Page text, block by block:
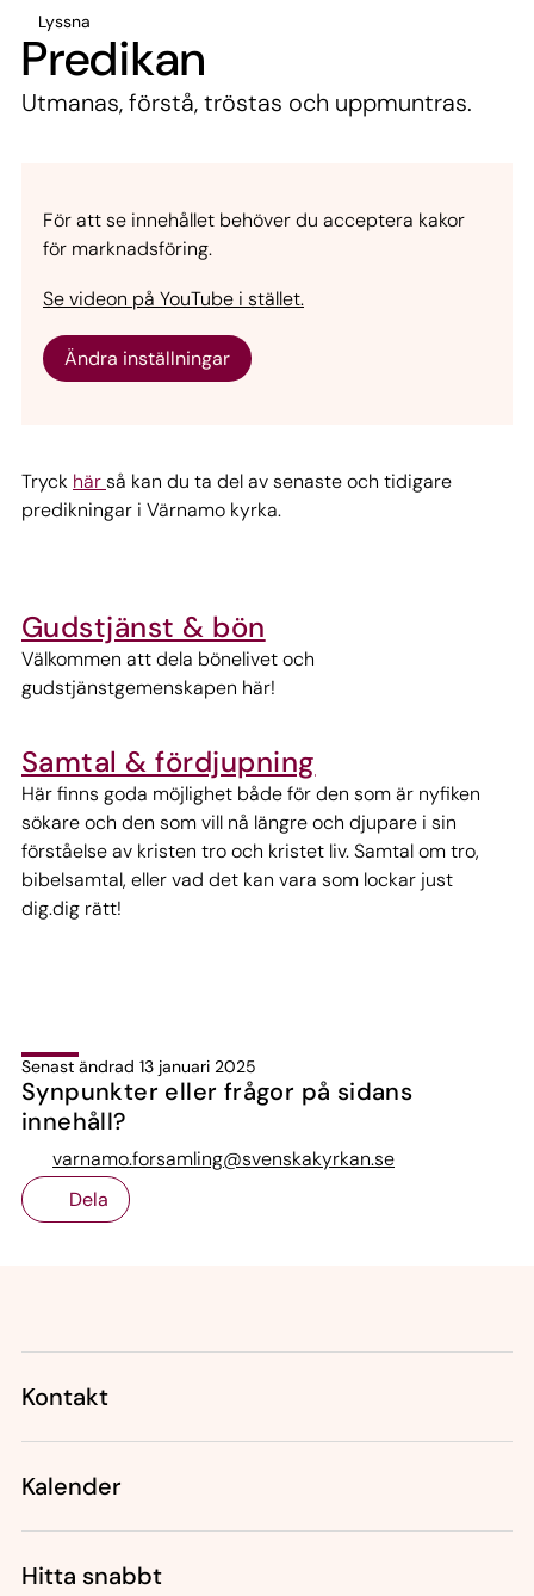
Lyssna
Predikan
Utmanas, förstå, tröstas och uppmuntras.
För att se innehållet behöver du acceptera kakor
för marknadsföring.
Se videon på YouTube i stället.
Ändra inställningar
Tryck härså kan du ta del av senaste och tidigare
predikningar i Värnamo kyrka.
Gudstjänst & bön
Välkommen att dela bönelivet och
gudstjänstgemenskapen här!
Samtal & fördjupning
Här finns goda möjlighet både för den som är nyfiken
sökare och den som vill nå längre och djupare i sin
förståelse av kristen tro och kristet liv. Samtal om tro,
bibelsamtal, eller vad det kan vara som lockar just
dig.dig rätt!
Senast ändrad 13 januari 2025
Synpunkter eller frågor på sidans
innehåll?
varnamo.forsamling@svenskakyrkan.se
Dela
Kontakt
Kalender
Hitta snabbt